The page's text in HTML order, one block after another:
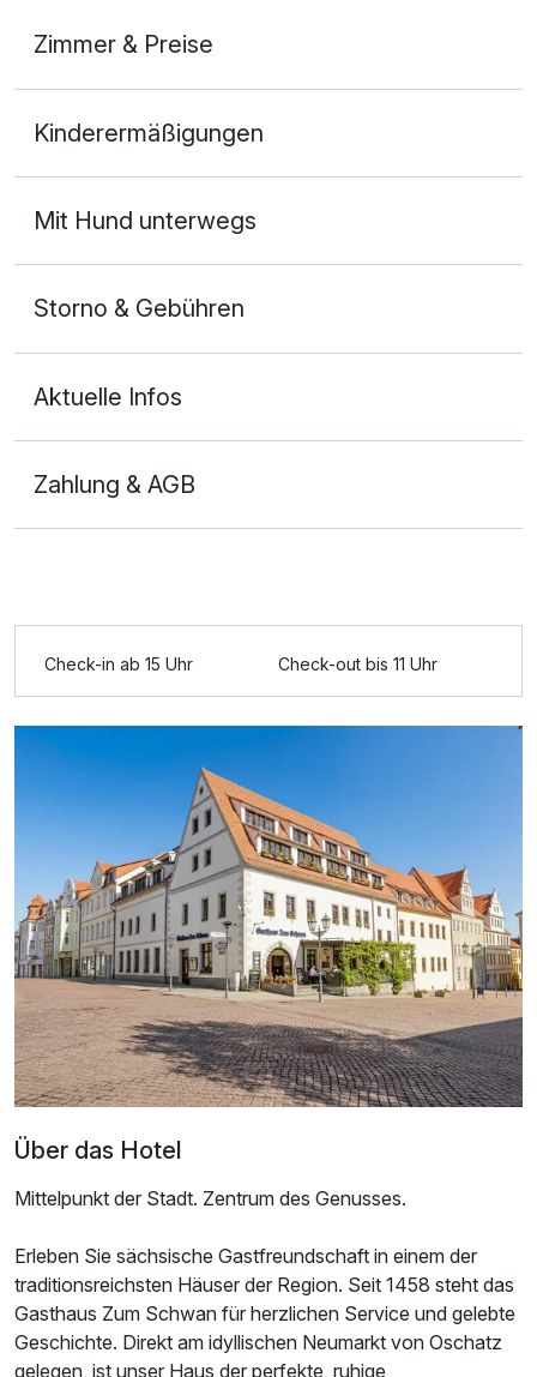
Zimmer & Preise
2 Erwachsene und 1 Kind
Für 4 Tage p.P. ab389,00 €
Doppelzimmer Nebenhaus
Für 4 Tage p.P. ab369,00 €
Kinderermäßigungen
Mit Hund unterwegs
Storno & Gebühren
Aktuelle Infos
Zahlung & AGB
Check-in ab 15 Uhr Check-out bis 11 Uhr
Über das Hotel
Mittelpunkt der Stadt. Zentrum des Genusses.
Erleben Sie sächsische Gastfreundschaft in einem der
traditionsreichsten Häuser der Region. Seit 1458 steht das
Gasthaus Zum Schwan für herzlichen Service und gelebte
Geschichte. Direkt am idyllischen Neumarkt von Oschatz
gelegen, ist unser Haus der perfekte, ruhige